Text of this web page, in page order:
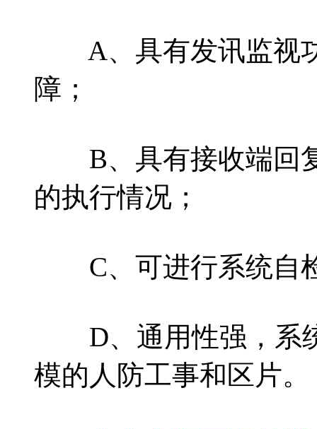
A、具有发讯监视功
障；
B、具有接收端回复
的执行情况；
C、可进行系统自
D、通用性强，系
模的人防工事和区片。